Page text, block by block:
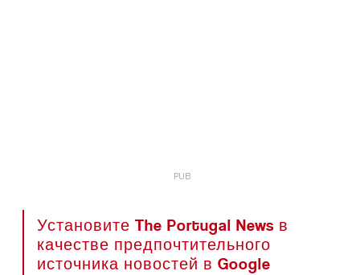
Установите The Portugal News в
качестве предпочтительного
источника новостей в Google